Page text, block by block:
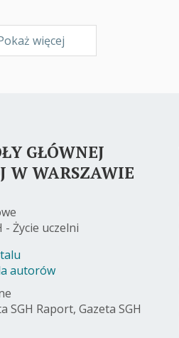
więcej
GŁÓWNEJ
W WARSZAWIE
- Życie uczelni
autorów
SGH Raport, Gazeta SGH